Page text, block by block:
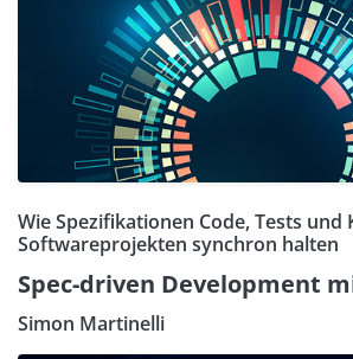
Wie Spezifikationen Code, Tests und
Softwareprojekten synchron halten
Spec-driven Development
Simon Martinelli